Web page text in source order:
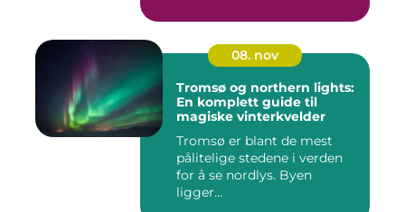
08. nov
Tromsø og northern lights:
En komplett guide til
magiske vinterkvelder
Tromsø er blant de mest
pålitelige stedene i verden
for å se nordlys. Byen
ligger...